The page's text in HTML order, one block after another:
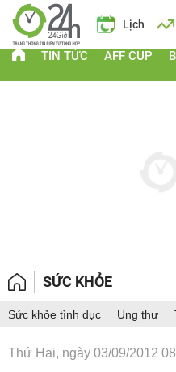
Lịch Tin mới
TIN TỨC AFF CUP
SỨC KHỎE
Sức khỏe tình dục Ung thư
Thứ Hai, ngày 03/09/2012